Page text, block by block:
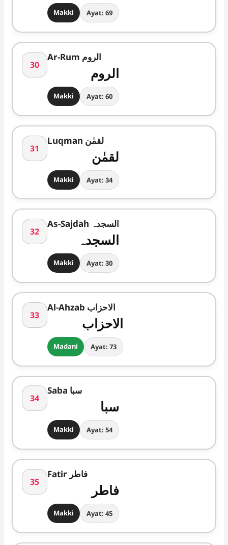
Makki Ayat: 69
30
Ar-Rum الروم
الروم
Makki Ayat: 60
31
Luqman لقمٰن
لقمٰن
Makki Ayat: 34
32
As-Sajdah السجدہ
السجدہ
Makki Ayat: 30
33
Al-Ahzab الاحزاب
الاحزاب
Madani Ayat: 73
34
Saba سبا
سبا
Makki Ayat: 54
35
Fatir فاطر
فاطر
Makki Ayat: 45